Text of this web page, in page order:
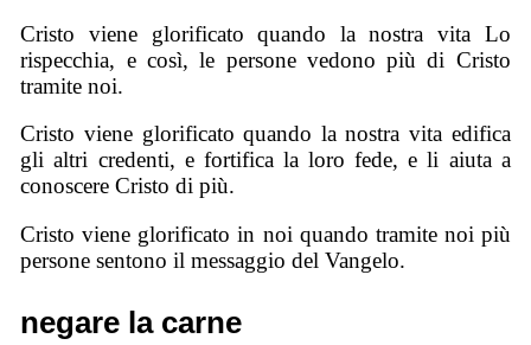
Cristo viene glorificato quando la nostra vita Lo
rispecchia, e così, le persone vedono più di Cristo
tramite noi.
Cristo viene glorificato quando la nostra vita edifica
gli altri credenti, e fortifica la loro fede, e li aiuta a
conoscere Cristo di più.
Cristo viene glorificato in noi quando tramite noi più
persone sentono il messaggio del Vangelo.
negare la carne